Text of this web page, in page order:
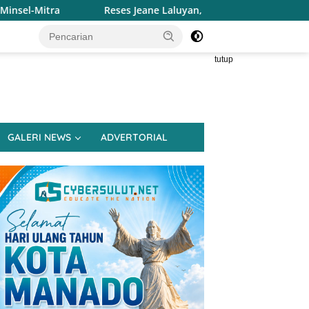
Jeane Laluyan, Warga Keluhkan Sulitnya Ekonomi dan Akses
tutup
GALERI NEWS ADVERTORIAL
Ungkap
Polimdo Kembali Jadi Mitra